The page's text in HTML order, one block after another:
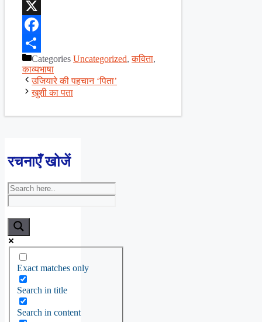
WhatsApp
X
Facebook
ShareCategories Uncategorized,कविता,
काव्यभाषा
उजियारे की पहचान ‘पिता’
खुशी का पता
रचनाएँ खोजें
Exact matches only
Search in title
Search in content